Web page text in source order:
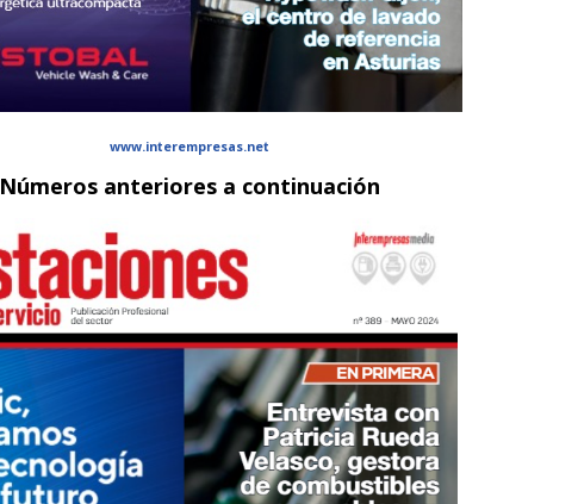
www.interempresas.net
Números anteriores a continuación